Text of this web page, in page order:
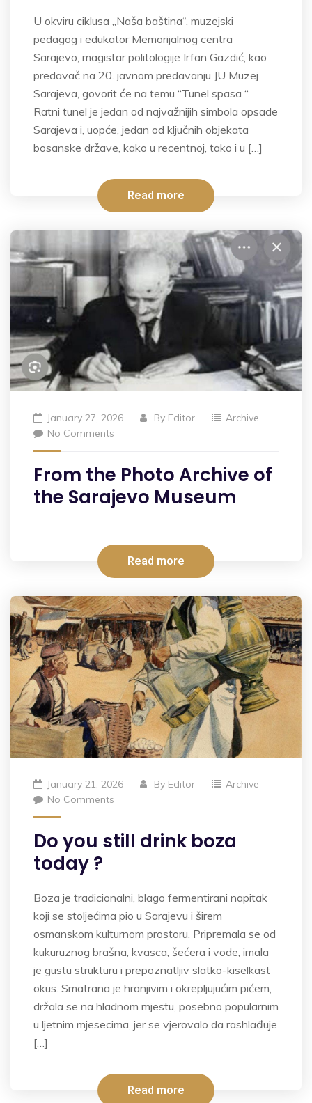
U okviru ciklusa „Naša baština“, muzejski
pedagog i edukator Memorijalnog centra
Sarajevo, magistar politologije Irfan Gazdić, kao
predavač na 20. javnom predavanju JU Muzej
Sarajeva, govorit će na temu “Tunel spasa “.
Ratni tunel je jedan od najvažnijih simbola opsade
Sarajeva i, uopće, jedan od ključnih objekata
bosanske države, kako u recentnoj, tako i u […]
Read more
January 27, 2026 By Editor
Archive
No Comments
From the Photo Archive of
the Sarajevo Museum
Read more
January 21, 2026 By Editor
Archive
No Comments
Do you still drink boza
today ?
Boza je tradicionalni, blago fermentirani napitak
koji se stoljećima pio u Sarajevu i širem
osmanskom kulturnom prostoru. Pripremala se od
kukuruznog brašna, kvasca, šećera i vode, imala
je gustu strukturu i prepoznatljiv slatko-kiselkast
okus. Smatrana je hranjivim i okrepljujućim pićem,
držala se na hladnom mjestu, posebno popularnim
u ljetnim mjesecima, jer se vjerovalo da rashlađuje
[…]
Read more